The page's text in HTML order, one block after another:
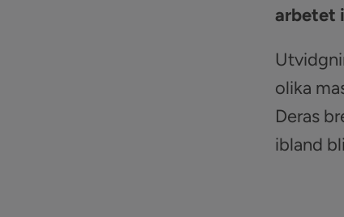
arbetet
olika
Deras
ibland